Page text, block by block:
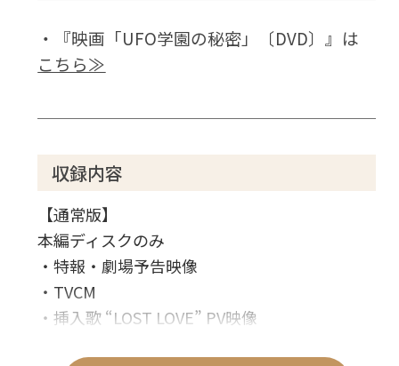
・『映画「UFO学園の秘密」〔DVD〕』は
こちら≫
収録内容
【通常版】
本編ディスクのみ
・特報・劇場予告映像
・TVCM
・挿入歌 “LOST LOVE” PV映像